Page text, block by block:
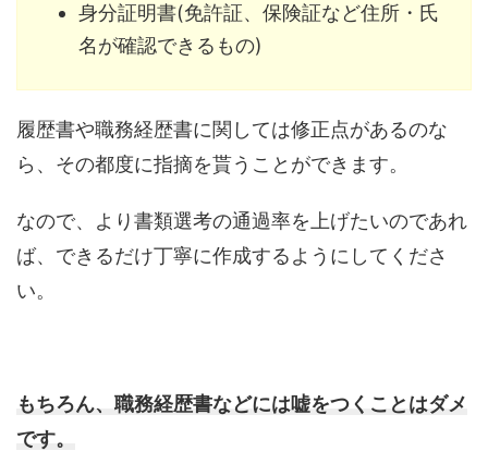
身分証明書(免許証、保険証など住所・氏
名が確認できるもの)
履歴書や職務経歴書に関しては修正点があるのな
ら、その都度に指摘を貰うことができます。
なので、より書類選考の通過率を上げたいのであれ
ば、できるだけ丁寧に作成するようにしてくださ
い。
もちろん、職務経歴書などには嘘をつくことはダメ
です。